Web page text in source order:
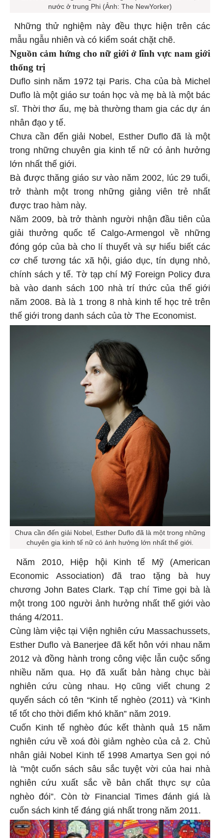
nước ở trung Phi (Ảnh: The NewYorker)
Những thử nghiệm này đều thực hiện trên các
mẫu ngẫu nhiên và có kiểm soát chặt chẽ.
Nguồn cảm hứng cho nữ giới ở lĩnh vực nam giới
thống trị
Duflo sinh năm 1972 tại Paris. Cha của bà Michel
Duflo là một giáo sư toán học và mẹ bà là một bác
sĩ. Thời thơ ấu, mẹ bà thường tham gia các dự án
nhân đạo y tế.
Chưa cần đến giải Nobel, Esther Duflo đã là một
trong những chuyên gia kinh tế nữ có ảnh hưởng
lớn nhất thế giới.
Bà được thăng giáo sư vào năm 2002, lúc 29 tuổi,
trở thành một trong những giảng viên trẻ nhất
được trao hàm này.
Năm 2009, bà trở thành người nhận đầu tiên của
giải thưởng quốc tế Calgo-Armengol về những
đóng góp của bà cho lí thuyết và sự hiểu biết các
cơ chế tương tác xã hội, giáo dục, tín dụng nhỏ,
chính sách y tế. Tờ tạp chí Mỹ Foreign Policy đưa
bà vào danh sách 100 nhà trí thức của thế giới
năm 2008. Bà là 1 trong 8 nhà kinh tế học trẻ trên
thế giới trong danh sách của tờ The Economist.
Chưa cần đến giải Nobel, Esther Duflo đã là một trong những
chuyên gia kinh tế nữ có ảnh hưởng lớn nhất thế giới.
Năm 2010, Hiệp hội Kinh tế Mỹ (American
Economic Association) đã trao tặng bà huy
chương John Bates Clark. Tạp chí Time gọi bà là
một trong 100 người ảnh hưởng nhất thế giới vào
tháng 4/2011.
Cùng làm việc tại Viện nghiên cứu Massachussets,
Esther Duflo và Banerjee đã kết hôn với nhau năm
2012 và đồng hành trong công việc lẫn cuộc sống
nhiều năm qua. Họ đã xuất bản hàng chục bài
nghiên cứu cùng nhau. Họ cũng viết chung 2
quyến sách có tên “Kinh tế nghèo (2011) và “Kinh
tế tốt cho thời điểm khó khăn” năm 2019.
Cuốn Kinh tế nghèo đúc kết thành quả 15 năm
nghiên cứu về xoá đòi giảm nghèo của cả 2. Chủ
nhân giải Nobel Kinh tế 1998 Amartya Sen gọi nó
là "một cuốn sách sâu sắc tuyệt vời của hai nhà
nghiên cứu xuất sắc về bản chất thực sự của
nghèo đói”. Còn tờ Financial Times đánh giá là
cuốn sách kinh tế đáng giá nhất trong năm 2011.